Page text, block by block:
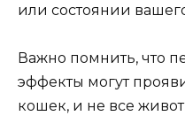
или состоянии
Важно помнить, что
эффекты могут
кошек, и не все